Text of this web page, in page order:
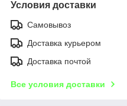
Условия доставки
Самовывоз
Доставка курьером
Доставка почтой
Все условия доставки